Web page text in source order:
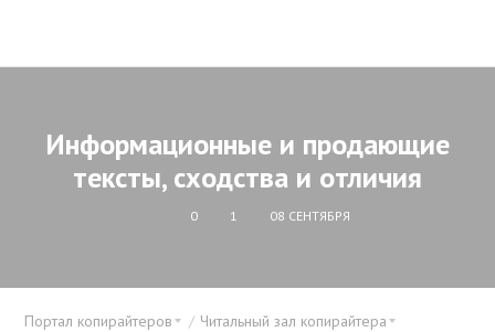
Информационные и продающие
тексты, сходства и отличия
0 1 08 СЕНТЯБРЯ
Портал копирайтеров Читальный зал копирайтера